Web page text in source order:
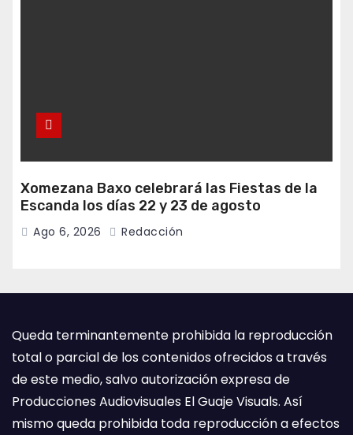
Xomezana Baxo celebrará las Fiestas de la
Escanda los días 22 y 23 de agosto
Ago 6, 2026 Redacción
Queda terminantemente prohibida la reproducción
total o parcial de los contenidos ofrecidos a través
de este medio, salvo autorización expresa de
Producciones Audiovisuales El Guaje Visuals. Así
mismo queda prohibida toda reproducción a efectos